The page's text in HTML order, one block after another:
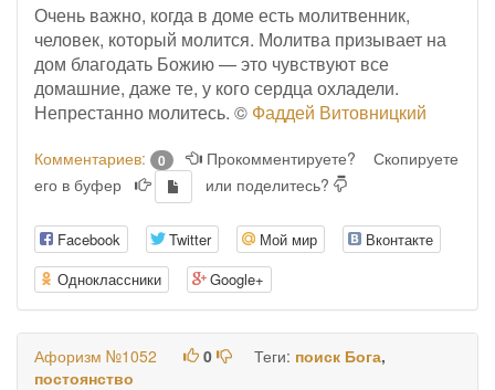
Очень важно, когда в доме есть молитвенник,
человек, который молится. Молитва призывает на
дом благодать Божию — это чувствуют все
домашние, даже те, у кого сердца охладели.
Непрестанно молитесь. © Фаддей Витовницкий
Комментариев: 0 Прокомментируете?
Скопируете
его в буфер
или поделитесь?
Facebook Twitter Мой мир
Вконтакте
Одноклассники
Google+
Афоризм №1052 0 Теги: поиск Бога,
постоянство